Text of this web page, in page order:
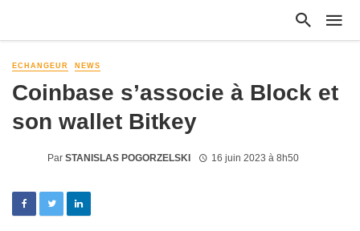
ECHANGEUR NEWS
Coinbase s’associe à Block et
son wallet Bitkey
Par STANISLAS POGORZELSKI 16 juin 2023 à 8h50